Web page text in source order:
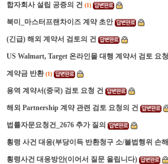
합자회사 설립 공증의 건 (1)
북미_마스터프랜차이즈 계약 초안
(긴급) 해외 계약서 검토의 건
US Walmart, Target 온라인몰 대행 계약서 검토 요
계약금 반환 (1)
용역 계약서(중국) 검토 요청 건
해외 Partnership 계약 관련 검토 요청의 건
법률자문요청건_2676 추가 질의
횡령 사건 대응(부당이득 반환청구 소/불법행위 손
횡령사건 대응방안(이어서 질문 올립니다)